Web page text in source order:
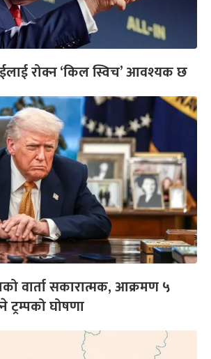
रोक्न ‘किल स्विच’ आवश्यक छ
वार्ता सकारात्मक, आक्रमण ५
ट्रम्पको घोषणा